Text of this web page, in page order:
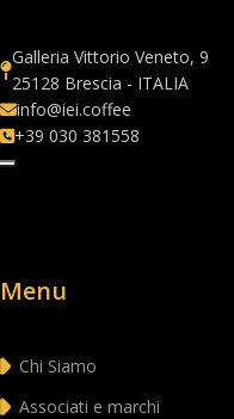
Galleria Vittorio Veneto, 9
25128 Brescia - ITALIA
info@iei.coffee
+39 030 381558
Menu
Chi Siamo
Associati e marchi